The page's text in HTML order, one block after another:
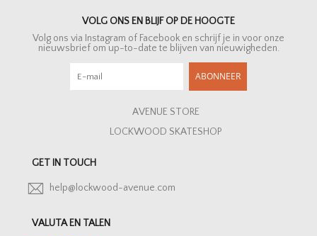
VOLG ONS EN BLIJF OP DE HOOGTE
Volg ons via Instagram of Facebook en schrijf je in voor onze
nieuwsbrief om up-to-date te blijven van nieuwigheden.
ABONNEER
AVENUE STORE
LOCKWOOD SKATESHOP
GET IN TOUCH
help@lockwood-avenue.com
VALUTA EN TALEN